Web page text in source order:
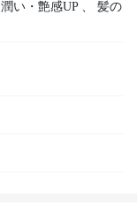
潤い・艶感UP 、
髪の